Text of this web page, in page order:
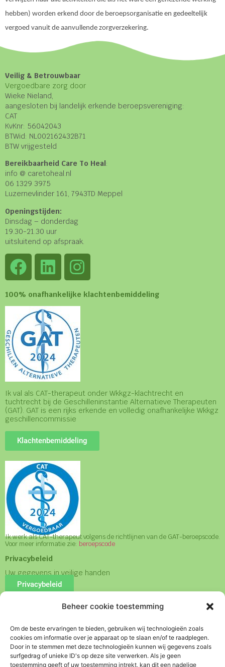
Beheer cookie toestemming
Om de beste ervaringen te bieden, gebruiken wij technologieën zoals
cookies om informatie over je apparaat op te slaan en/of te raadplegen.
Door in te stemmen met deze technologieën kunnen wij gegevens zoals
surfgedrag of unieke ID's op deze site verwerken. Als je geen
toestemming geeft of uw toestemming intrekt, kan dit een nadelige
hebben) worden erkend door de beroepsorganisatie en gedeeltelijk
vergoed vanuit de aanvullende zorgverzekering.
Veilig & Betrouwbaar
Vergoedbare zorg door
Wieke Nieland,
aangesloten bij landelijk erkende beroepsvereniging:
CAT
KvKnr: 56042043
BTWid: NL002162432B71
BTW vrijgesteld
Bereikbaarheid Care To Heal :
info @ caretoheal.nl
06 1329 3975
Luzernevlinder 161, 7943TD Meppel
Openingstijden:
Dinsdag – donderdag
19.30-21.30 uur
uitsluitend op afspraak.
100% onafhankelijke klachtenbemiddeling
Ik val als CAT-therapeut onder Wkkgz-klachtrecht en
tuchtrecht bij de Geschilleninstantie Alternatieve Therapeuten
(GAT). GAT is een rijks erkende en volledig onafhankelijke Wkkgz
geschillencommissie
Klachtenbemiddeling
Ik werk als CAT-therapeut volgens de richtlijnen van de GAT-beroepscode.
Voor meer informatie zie: beroepscode
Privacybeleid
Uw gegevens in veilige handen
Privacybeleid
Algemene Voorwaarden
Algemene Voorwaarden
Lees vooraf mijnHuisregels